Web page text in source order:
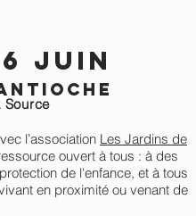
juin
Source
l’association Les Jardins de
ouvert à tous : à des
de l'enfance, et à tous
en proximité ou venant de